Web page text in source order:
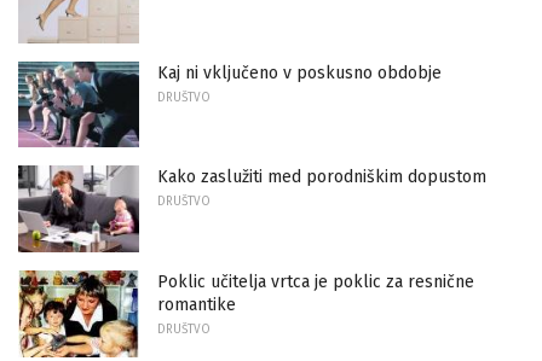
Kaj ni vključeno v poskusno obdobje
DRUŠTVO
Kako zaslužiti med porodniškim dopustom
DRUŠTVO
Poklic učitelja vrtca je poklic za resnične
romantike
DRUŠTVO